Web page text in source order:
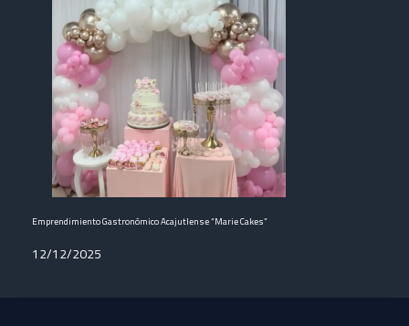
Emprendimiento Gastronómico Acajutlense “Marie Cakes”
12/12/2025